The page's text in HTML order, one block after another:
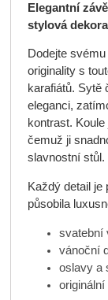
Elegantní
stylová
Dodejte
originality s
karafiátů. Sytě
eleganci,
kontrast.
čemuž ji
slavnostní stůl.
Každý detail je
působila
svatební
vánoční
oslavy a